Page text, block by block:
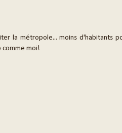
la métropole... moins d'habitants
comme moi!